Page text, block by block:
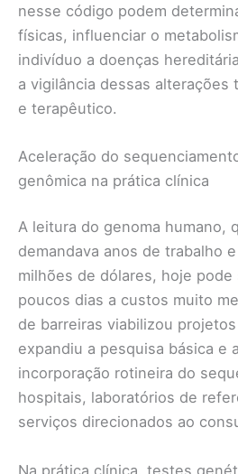
nesse código podem
físicas, influenciar o
indivíduo a doenças
a vigilância dessas alterações
e terapêutico.
Aceleração do
genômica na prática clínica
A leitura do genoma humano,
demandava anos de trabalho
milhões de dólares, hoje pode
poucos dias a custos muito
de barreiras viabilizou
expandiu a pesquisa básica e
incorporação rotineira do
hospitais, laboratórios de
serviços direcionados ao
Na prática clínica, testes